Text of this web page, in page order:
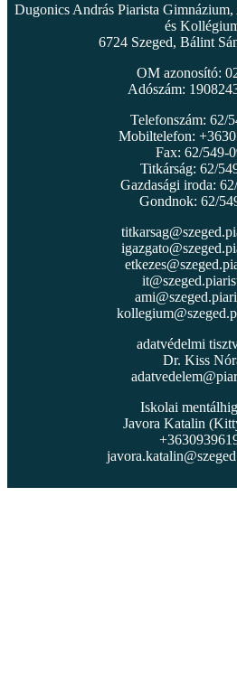
Dugonics András Piarista
és
6724 Szeged, Bálint
OM azonosító:
Adószám:
Telefonszám: 62/
Mobiltelefon:
Fax: 62/549-
Titkárság: 62/
Gazdasági iroda:
Gondnok: 62/
adatvédelmi
Dr. Kiss
Iskolai
Javora Katalin